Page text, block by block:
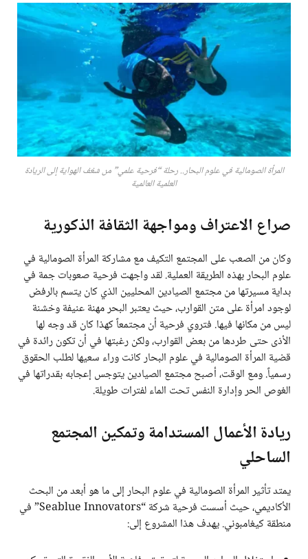
المرأة الصومالية في علوم البحار.. رحلة “فرحية علمي” من شغف الهواية إلى الريادة
العلمية العالمية
صراع الاعتراف ومواجهة الثقافة الذكورية
وكان من الصعب على المجتمع التكيف مع مشاركة المرأة الصومالية في
علوم البحار بهذه الطريقة العملية. لقد واجهت فرحية صعوبات جمة في
بداية مسيرتها من مجتمع الصيادين المحليين الذي كان يتسم بالرفض
لوجود امرأة على متن القوارب، حيث يعتبر البحر مهنة عنيفة وخشنة
ليس من مكانها فيها. فتروي فرحية أن مجتمعاً كهذا كان قد وجه لها
الأذى حتى طردها من بعض القوارب، ولكن رغبتها في أن تكون رائدة في
قضية المرأة الصومالية في علوم البحار كانت وراء سعيها لطلب الحقوق
رسمياً. ومع الوقت، أصبح مجتمع الصيادين يتوجس إعجابه بقدراتها في
الغوص الحر وإدارة النفس تحت الماء لفترات طويلة.
ريادة الأعمال المستدامة وتمكين المجتمع
الساحلي
يمتد تأثير المرأة الصومالية في علوم البحار إلى ما هو أبعد من البحث
الأكاديمي، حيث أسست فرحية شركة “Seablue Innovators” في
منطقة كيغامبوني. يهدف هذا المشروع إلى: